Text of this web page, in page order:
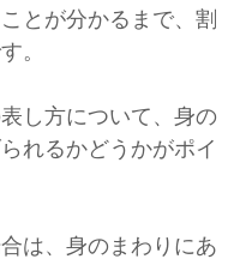
とが分かるまで、割
。
し方について、身の
れるかどうかがポイ
は、身のまわりにあ